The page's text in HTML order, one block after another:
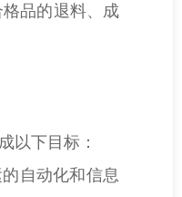
品的退料、成
以下目标：
自动化和信息